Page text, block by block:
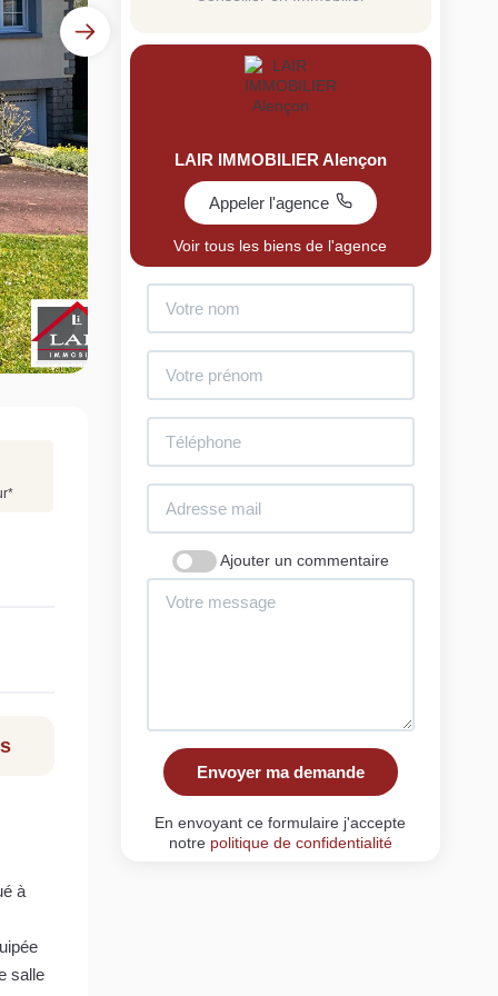
votre bien en ligne.
et gratuit, recevez votre estimation en
clics.
mon bien maintenant
*
à
salle
LAIR IMMOBILIER Alençon
Appeler l'agence
Voir tous les biens de l'agence
Ajouter un commentaire
Envoyer ma demande
En envoyant ce formulaire j'accepte
notre politique de confidentialité